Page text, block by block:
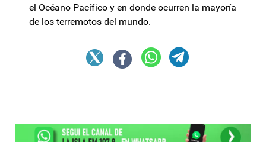
el Océano Pacífico y en donde ocurren la mayoría
de los terremotos del mundo.